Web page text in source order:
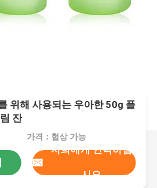
위해 사용되는 우아한 50g 플
잔
가격：협상 가능
저희에게 연락하십
시오